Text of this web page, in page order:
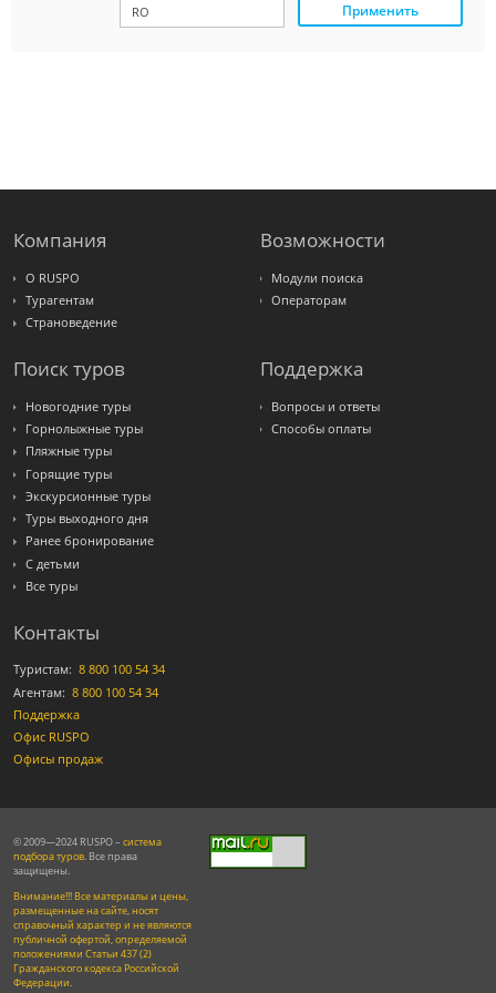
Интурист
Применить
Компания
О RUSPO
Турагентам
Страноведение
Возможности
Модули поиска
Операторам
Поиск туров
Новогодние туры
Горнолыжные туры
Пляжные туры
Горящие туры
Экскурсионные туры
Туры выходного дня
Ранее бронирование
С детьми
Все туры
Поддержка
Вопросы и ответы
Способы оплаты
Контакты
Туристам: 8 800 100 54 34
Агентам: 8 800 100 54 34
Поддержка
Офис RUSPO
Офисы продаж
© 2009—2024 RUSPO – система
подбора туров. Все права
защищены.
Внимание!!! Все материалы и цены,
размещенные на сайте, носят
справочный характер и не являются
публичной офертой, определяемой
положениями Статьи 437 (2)
Гражданского кодекса Российской
Федерации.